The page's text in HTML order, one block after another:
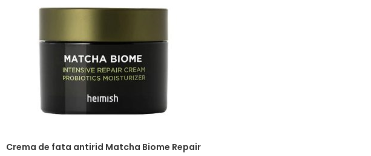
Crema de fata antirid Matcha Biome Repair